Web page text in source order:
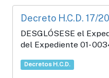
Decreto H.C.D. 17/
DESGLÓSESE el
del Expediente 01-
Decretos H.C.D.